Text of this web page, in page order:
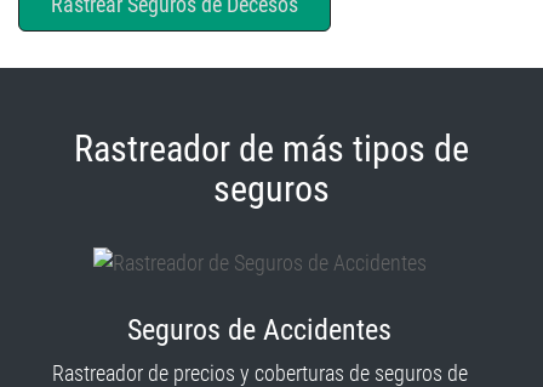
Rastreador de más tipos de
seguros
Seguros de Accidentes
Rastreador de precios y coberturas de seguros de